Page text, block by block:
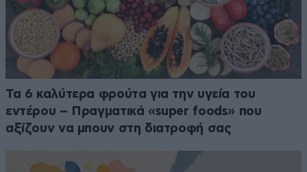
Τα 6 καλύτερα φρούτα για την υγεία του
εντέρου – Πραγματικά «super foods» που
αξίζουν να μπουν στη διατροφή σας